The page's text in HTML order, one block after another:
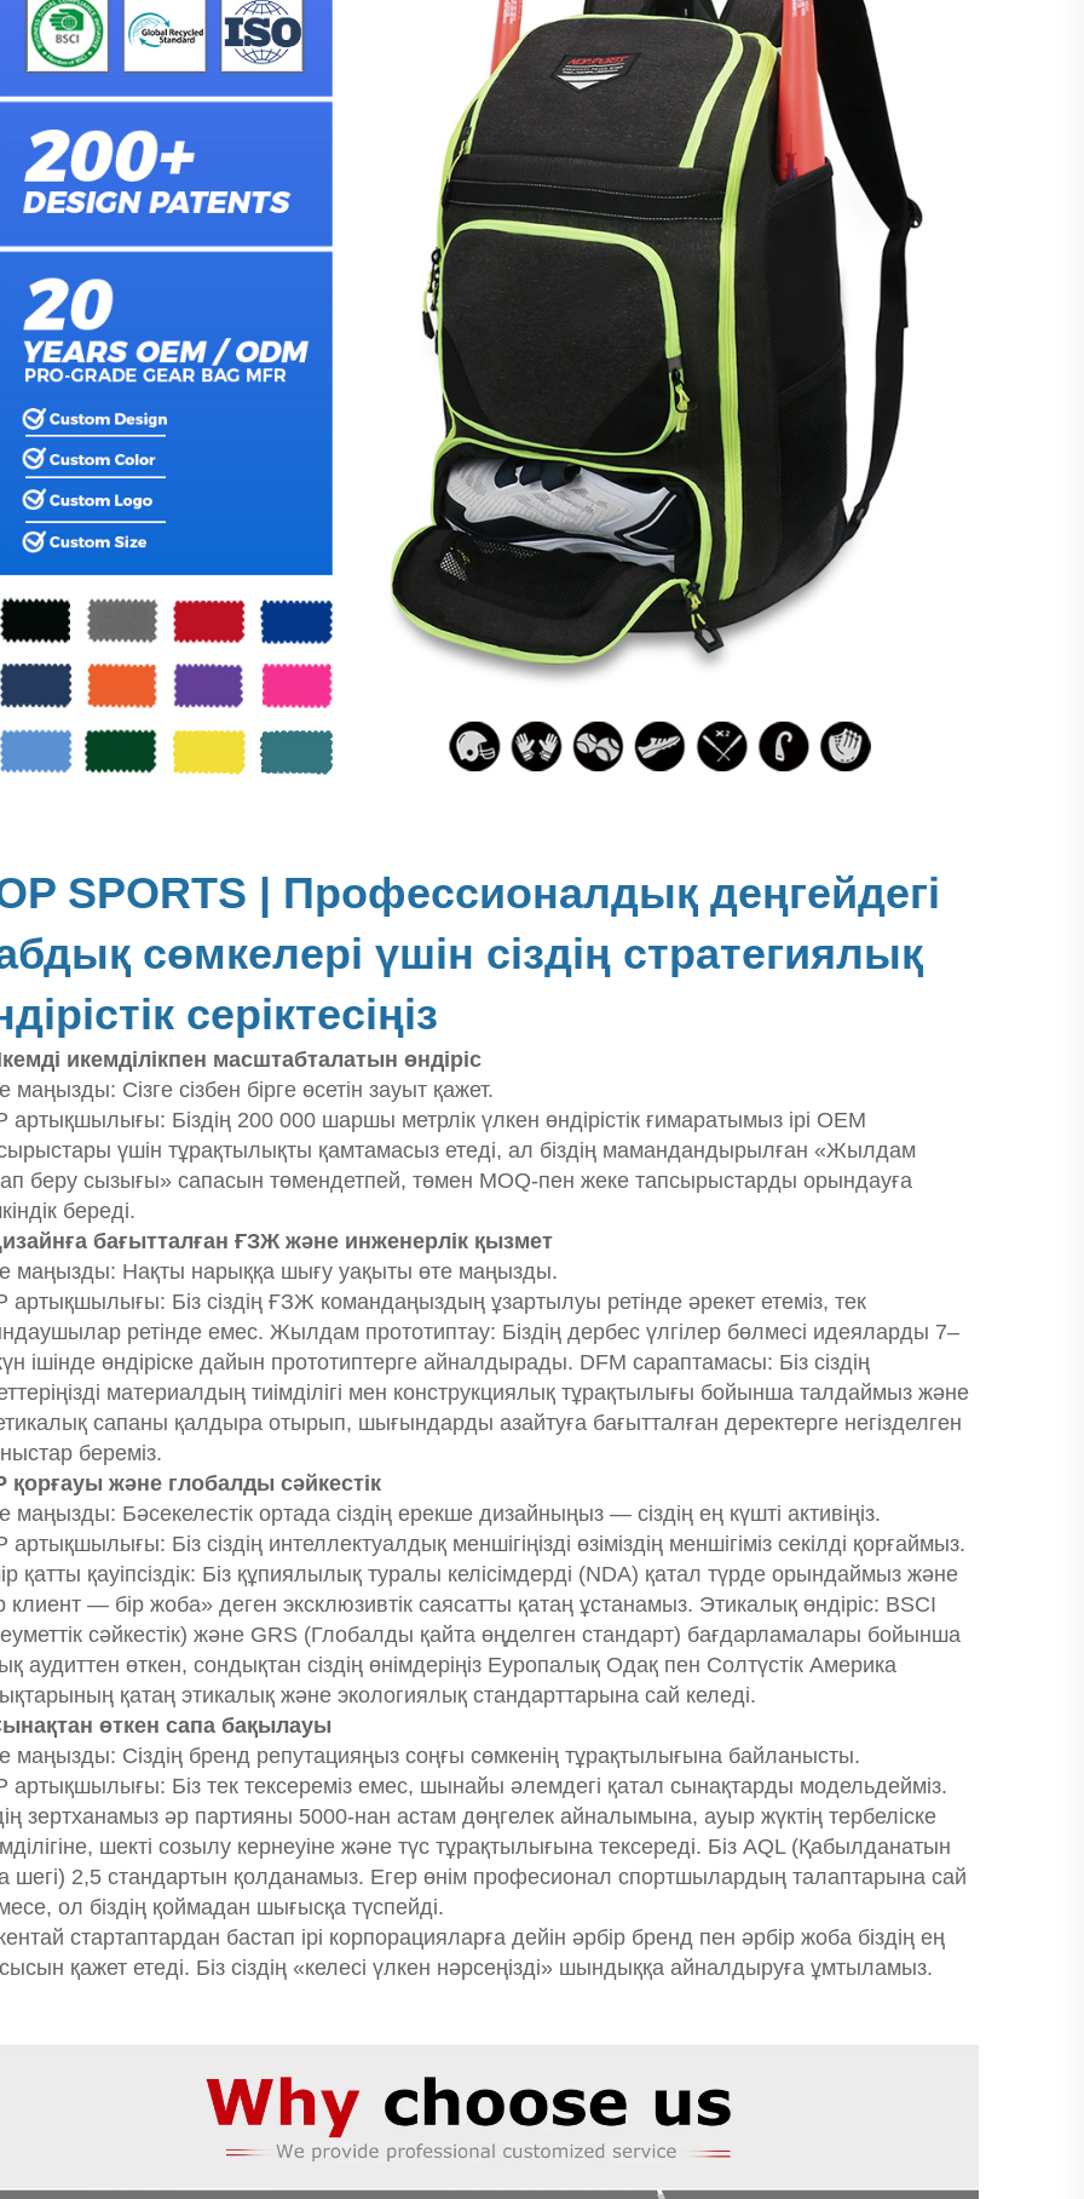
SPORTS | Профессионалдық деңгейдегі
сөмкелері үшін сіздің стратегиялық
серіктесіңіз
икемділікпен масштабталатын өндіріс
маңызды: Сізге сізбен бірге өсетін зауыт қажет.
артықшылығы: Біздің 200 000 шаршы метрлік үлкен өндірістік ғимаратымыз ірі OEM
үшін тұрақтылықты қамтамасыз етеді, ал біздің мамандандырылған «Жылдам
беру сызығы» сапасын төмендетпей, төмен MOQ-пен жеке тапсырыстарды орындауға
береді.
бағытталған ҒЗЖ және инженерлік қызмет
маңызды: Нақты нарыққа шығу уақыты өте маңызды.
артықшылығы: Біз сіздің ҒЗЖ командаңыздың ұзартылуы ретінде әрекет етеміз, тек
ретінде емес. Жылдам прототиптау: Біздің дербес үлгілер бөлмесі идеяларды 7–
ішінде өндіріске дайын прототиптерге айналдырады. DFM сараптамасы: Біз сіздің
материалдың тиімділігі мен конструкциялық тұрақтылығы бойынша талдаймыз және
сапаны қалдыра отырып, шығындарды азайтуға бағытталған деректерге негізделген
береміз.
қорғауы және глобалды сәйкестік
маңызды: Бәсекелестік ортада сіздің ерекше дизайныңыз — сіздің ең күшті активіңіз.
артықшылығы: Біз сіздің интеллектуалдық меншігіңізді өзіміздің меншігіміз секілді қорғаймыз.
қатты қауіпсіздік: Біз құпиялылық туралы келісімдерді (NDA) қатал түрде орындаймыз және
клиент — бір жоба» деген эксклюзивтік саясатты қатаң ұстанамыз. Этикалық өндіріс: BSCI
сәйкестік) және GRS (Глобалды қайта өңделген стандарт) бағдарламалары бойынша
аудиттен өткен, сондықтан сіздің өнімдеріңіз Еуропалық Одақ пен Солтүстік Америка
қатаң этикалық және экологиялық стандарттарына сай келеді.
өткен сапа бақылауы
маңызды: Сіздің бренд репутацияңыз соңғы сөмкенің тұрақтылығына байланысты.
артықшылығы: Біз тек тексереміз емес, шынайы әлемдегі қатал сынақтарды модельдейміз.
зертханамыз әр партияны 5000-нан астам дөңгелек айналымына, ауыр жүктің тербеліске
шекті созылу кернеуіне және түс тұрақтылығына тексереді. Біз AQL (Қабылданатын
шегі) 2,5 стандартын қолданамыз. Егер өнім професионал спортшылардың талаптарына сай
ол біздің қоймадан шығысқа түспейді.
стартаптардан бастап ірі корпорацияларға дейін әрбір бренд пен әрбір жоба біздің ең
қажет етеді. Біз сіздің «келесі үлкен нәрсеңізді» шындыққа айналдыруға ұмтыламыз.